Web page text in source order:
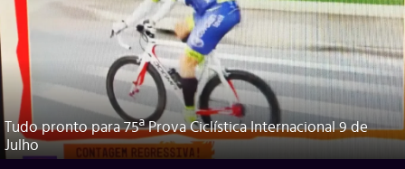
Tudo pronto para 75ª Prova Ciclística Internacional 9 de
Julho